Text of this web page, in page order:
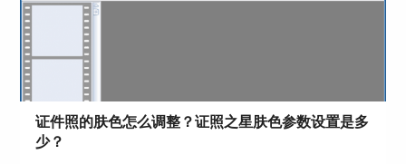
完成上述操作以后，证照之星会自动对人像进行美
证件照的肤色怎么调整？证照之星肤色参数设置是多
少？